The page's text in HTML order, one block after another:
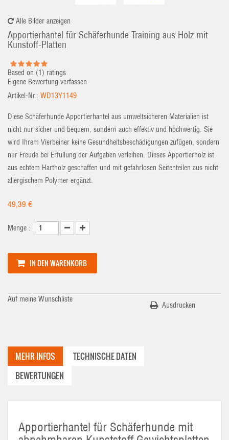
Alle Bilder anzeigen
Apportierhantel für Schäferhunde Training aus Holz mit
Kunstoff-Platten
Based on (1) ratings
Eigene Bewertung verfassen
Artikel-Nr.: WD13Y1149
Diese Schäferhunde Apportierhantel aus umweltsicheren Materialien ist
nicht nur sicher und bequem, sondern auch effektiv und hochwertig. Sie
wird Ihrem Vierbeiner keine Gesundheitsbeschädigungen zufügen, sondern
nur Freude bei Erfüllung der Aufgaben verleihen. Dieses Apportierholz ist
aus echtem Hartholz geschaffen und mit gefahrlosen Seitenteilen aus nicht
allergischem Polymer ergänzt.
49,39 €
Menge :
IN DEN WARENKORB
Auf meine Wunschliste
Ausdrucken
MEHR INFOS
TECHNISCHE DATEN
BEWERTUNGEN
Apportierhantel für Schäferhunde mit